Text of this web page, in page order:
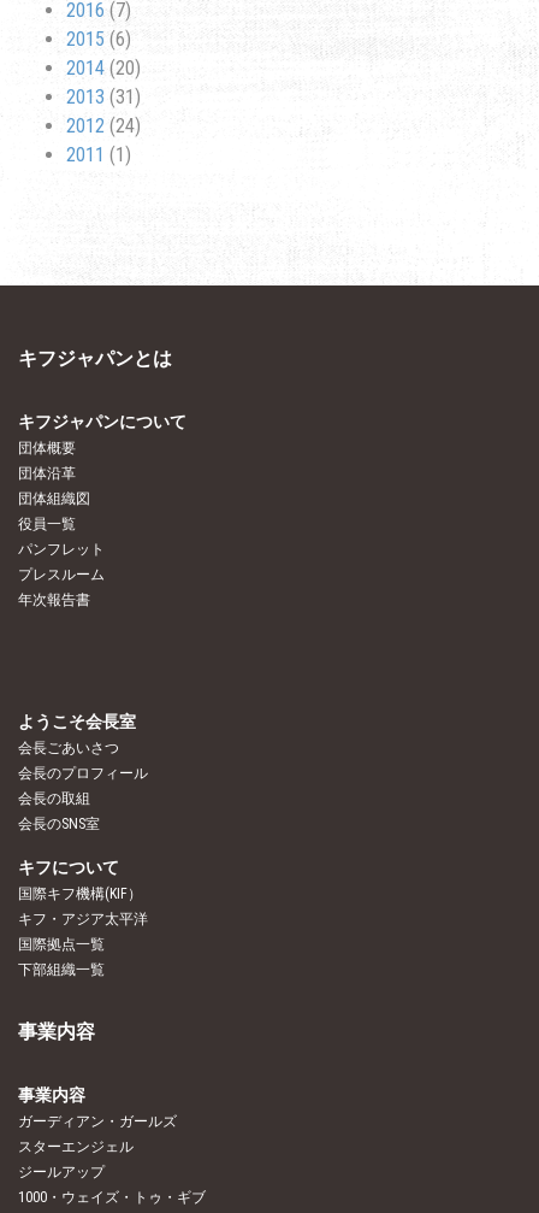
2016 (7)
2015 (6)
2014 (20)
2013 (31)
2012 (24)
2011 (1)
キフジャパンとは
キフジャパンについて
団体概要
団体沿革
団体組織図
役員一覧
パンフレット
プレスルーム
年次報告書
ようこそ会長室
会長ごあいさつ
会長のプロフィール
会長の取組
会長のSNS室
キフについて
国際キフ機構(KIF）
キフ・アジア太平洋
国際拠点一覧
下部組織一覧
事業内容
事業内容
ガーディアン・ガールズ
スターエンジェル
ジールアップ
1000・ウェイズ・トゥ・ギブ